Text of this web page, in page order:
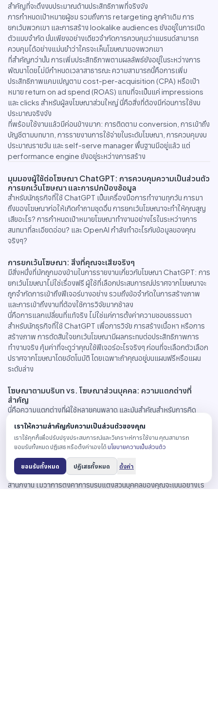
สำคัญที่จะดึงงบประมาณด้านประสิทธิภาพที่จริงจัง
การกำหนดเป้าหมายผู้ชม รวมถึงการ retargeting ลูกค้าเดิม การ
ยกเว้นพวกเขา และการสร้าง lookalike audiences ยังอยู่ในการเปิด
ตัวแบบจำกัด นั่นเพียงอย่างเดียวจำกัดการควบคุมว่าแบรนด์สามารถ
ควบคุมได้อย่างแม่นยำว่าใครจะเห็นโฆษณาของพวกเขา
ที่สำคัญกว่านั้น การเพิ่มประสิทธิภาพตามผลลัพธ์ยังอยู่ในระหว่างการ
พัฒนาโดยไม่มีกำหนดเวลาสาธารณะ ความสามารถนี้คือการเพิ่ม
ประสิทธิภาพแคมเปญตาม cost-per-acquisition (CPA) หรือเป้า
หมาย return on ad spend (ROAS) แทนที่จะเป็นแค่ impressions
และ clicks สำหรับผู้ลงโฆษณาส่วนใหญ่ นี่คือสิ่งที่ต้องมีก่อนการใช้งบ
ประมาณจริงจัง
ที่พร้อมใช้งานแล้วมีค่อนข้างมาก: การติดตาม conversion, การเข้าถึง
บัญชีตามบทบาท, การรายงานการใช้จ่ายในระดับโฆษณา, การควบคุมงบ
ประมาณรายวัน และ self-serve manager พื้นฐานมีอยู่แล้ว แต่
performance engine ยังอยู่ระหว่างการสร้าง
มุมมองผู้ใช้ต่อโฆษณา ChatGPT: การควบคุมความเป็นส่วนตัว
การยกเว้นโฆษณา และการปกป้องข้อมูล
สำหรับนักธุรกิจที่ใช้ ChatGPT เป็นเครื่องมือการทำงานทุกวัน การมา
ถึงของโฆษณาก่อให้เกิดคำถามชุดอื่น การยกเว้นโฆษณาจะทำให้คุณสูญ
เสียอะไร? การกำหนดเป้าหมายโฆษณาทำงานอย่างไรในระหว่างการ
สนทนาที่ละเอียดอ่อน? และ OpenAI กำลังทำอะไรกับข้อมูลของคุณ
จริงๆ?
การยกเว้นโฆษณา: สิ่งที่คุณจะเสียจริงๆ
มีสิ่งหนึ่งที่มักถูกมองข้ามในการรายงานเกี่ยวกับโฆษณา ChatGPT: การ
ยกเว้นโฆษณาไม่ใช่เรื่องฟรี ผู้ใช้ที่เลือกประสบการณ์ปราศจากโฆษณาจะ
ถูกจำกัดการเข้าถึงฟีเจอร์บางอย่าง รวมถึงข้อจำกัดในการสร้างภาพ
และการเข้าถึงงานที่ต้องใช้การวิจัยมากช้าลง
นี่คือการแลกเปลี่ยนที่แท้จริง ไม่ใช่แค่การตั้งค่าความชอบธรรมดา
สำหรับนักธุรกิจที่ใช้ ChatGPT เพื่อการวิจัย การสร้างเนื้อหา หรือการ
สร้างภาพ การตัดสินใจยกเว้นโฆษณามีผลกระทบต่อประสิทธิภาพการ
ทำงานจริง คุ้มค่าที่จะดูว่าคุณใช้ฟีเจอร์อะไรจริงๆ ก่อนที่จะเลือกตัวเลือก
ปราศจากโฆษณาโดยอัตโนมัติ โดยเฉพาะถ้าคุณอยู่บนแผนฟรีหรือแผน
ระดับล่าง
โฆษณาตามบริบท vs. โฆษณาส่วนบุคคล: ความแตกต่างที่
สำคัญ
นี่คือความแตกต่างที่ผู้ใช้หลายคนพลาด และมันสำคัญสำหรับการคิด
แม้ว่าคุณจะปิดการปรับแต่งโฆษณาส่วนบุคคล คุณก็ยังจะเห็นโฆษณาใน
ChatGPT ความแตกต่างคือโฆษณาเหล่านั้นจะเป็นแบบบริบทแทนที่จะ
เป็นแบบส่วนบุคคล โฆษณาตามบริบทถูกกระตุ้นโดยหัวข้อของการสนทนา
ปัจจุบัน ไม่ใช่ข้อมูลส่วนบุคคลหรือประวัติการเรียกดูของคุณ ถ้าคุณพูดถึง
การจัดหาอุปกรณ์สำนักงาน คุณมักจะเห็นโฆษณาที่เกี่ยวข้องกับอุปกรณ์
สำนักงาน ไม่ว่าการตั้งค่าการปรับแต่งส่วนบุคคลของคุณจะเป็นอย่างไร
เราให้ความสำคัญกับความเป็นส่วนตัวของคุณ
เราใช้คุกกี้เพื่อปรับปรุงประสบการณ์และวิเคราะห์การใช้งาน คุณสามารถ
ยอมรับทั้งหมด ปฏิเสธ หรือตั้งค่าเองได้นโยบายความเป็นส่วนตัว
ยอมรับทั้งหมด ปฏิเสธทั้งหมด ตั้งค่า